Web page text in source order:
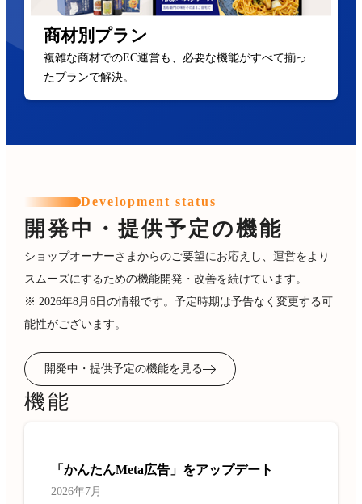
商材別プラン
複雑な商材でのEC運営も、必要な機能がすべて揃っ
たプランで解決。
Development status
開発中・提供予定の機能
ショップオーナーさまからのご要望にお応えし、運営をより
スムーズにするための機能開発・改善を続けています。
※ 2026年8月6日の情報です。予定時期は予告なく変更する可
能性がございます。
開発中・提供予定の機能を見る
機能
「かんたんMeta広告」をアップデート
2026年7月